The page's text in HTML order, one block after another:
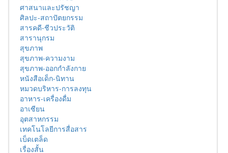
ศาสนาและปรัชญา
ศิลปะ-สถาปัตยกรรม
สารคดี-ชีวประวัติ
สารานุกรม
สุขภาพ
สุขภาพ-ความงาม
สุขภาพ-ออกกำลังกาย
หนังสือเด็ก-นิทาน
หมวดบริหาร-การลงทุน
อาหาร-เครื่องดื่ม
อาเซียน
อุตสาหกรรม
เทคโนโลยีการสื่อสาร
เบ็ดเตล็ด
เรื่องสั้น